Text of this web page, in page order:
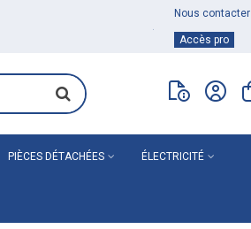
Achat de
Nous contacter
Accès pro
PIÈCES DÉTACHÉES ÉLECTRICITÉ